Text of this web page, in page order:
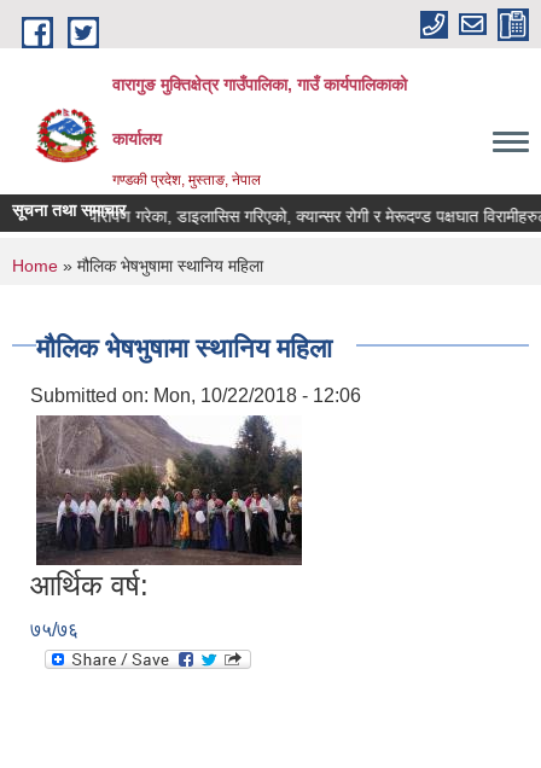
Skip to main content
वारागुङ मुक्तिक्षेत्र गाउँपालिका, गाउँ कार्यपालिकाको
कार्यालय
गण्डकी प्रदेश, मुस्ताङ, नेपाल
सूचना तथा समाचार
प्रत्यारोपण गरेका, डाइलासिस गरिएको, क्यान्सर रोगी र मेरूदण्ड पक्षघात विरामीहरुले
You are here
Home » मौलिक भेषभुषामा स्थानिय महिला
मौलिक भेषभुषामा स्थानिय महिला
Submitted on: Mon, 10/22/2018 - 12:06
आर्थिक वर्ष:
७५/७६